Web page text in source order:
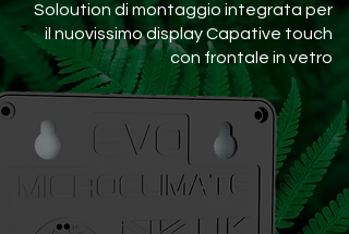
Soloution di montaggio integrata per
il nuovissimo display Capative touch
con frontale in vetro